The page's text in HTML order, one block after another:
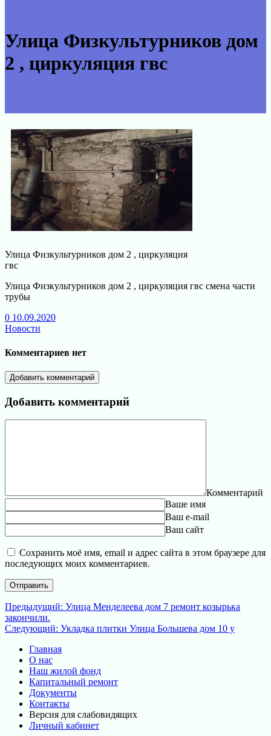
Улица Физкультурников дом
2 , циркуляция гвс
Улица Физкультурников дом 2 , циркуляция
гвс
Улица Физкультурников дом 2 , циркуляция гвс смена части
трубы
0 10.09.2020
Новости
Комментариев нет
Добавить комментарий
Добавить комментарий
Комментарий
Ваше имя
Ваш e-mail
Ваш сайт
Сохранить моё имя, email и адрес сайта в этом браузере для
последующих моих комментариев.
Навигация
по
записям
Предыдущий: Предыдущая
Улица Менделеева дом 7 ремонт козырька
закончили.
Следующий: Следующая
Укладка плитки Улица Большева дом 10 у
Главная
О нас
Наш жилой фонд
Капитальный ремонт
Документы
Контакты
Версия для слабовидящих
Личный кабинет